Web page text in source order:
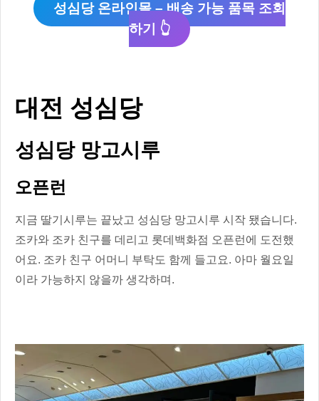
성심당 온라인몰 – 배송 가능 품목 조회
하기 👆
대전 성심당
성심당 망고시루
오픈런
지금 딸기시루는 끝났고 성심당 망고시루 시작 됐습니다.
조카와 조카 친구를 데리고 롯데백화점 오픈런에 도전했
어요. 조카 친구 어머니 부탁도 함께 들고요. 아마 월요일
이라 가능하지 않을까 생각하며.